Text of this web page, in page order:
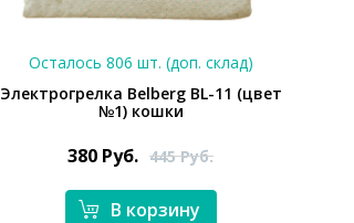
Осталось 806 шт. (доп. склад)
Электрогрелка Belberg BL-11 (цвет
№1) кошки
380 Руб. 445Руб.
В корзину